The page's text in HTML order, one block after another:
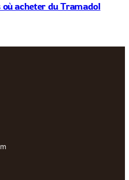
où acheter du Tramadol